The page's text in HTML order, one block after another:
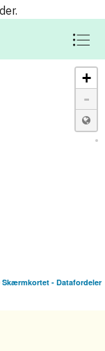
+
-
Skærmkortet - Datafordeler